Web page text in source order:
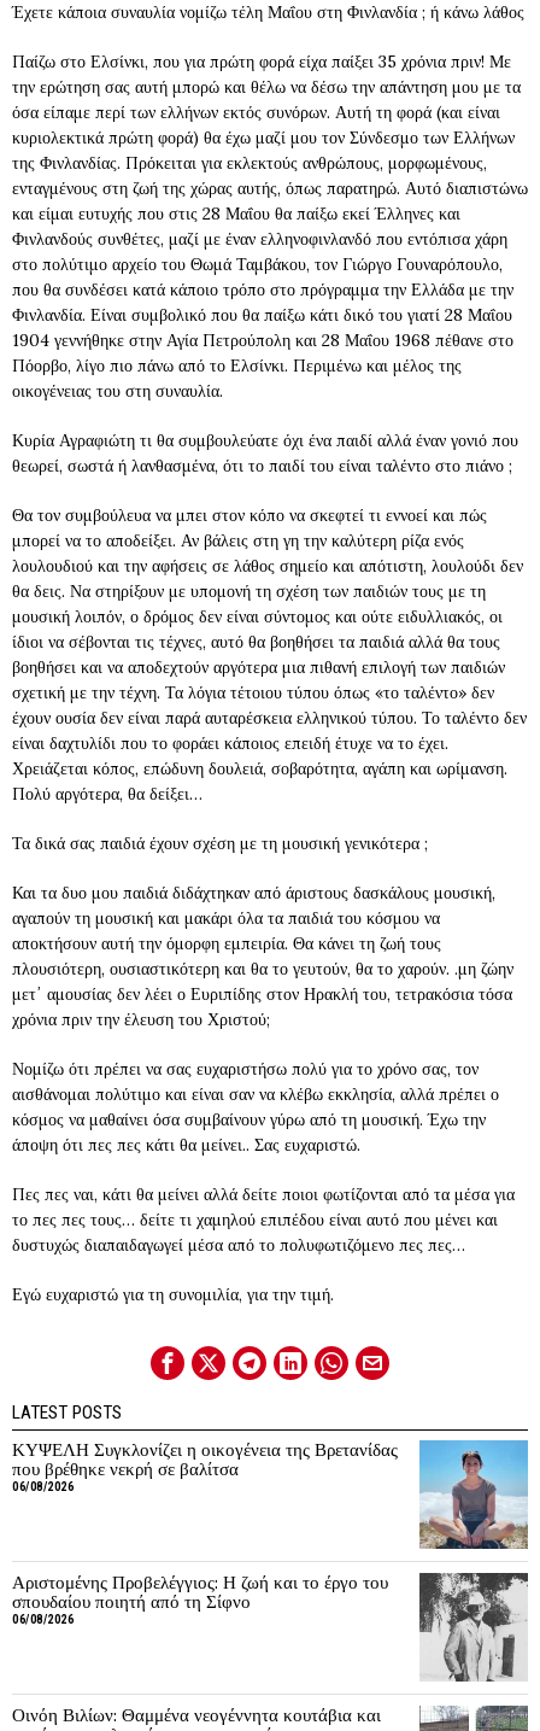
Έχετε κάποια συναυλία νομίζω τέλη Μαΐου στη Φινλανδία ; ή κάνω λάθος
Παίζω στο Ελσίνκι, που για πρώτη φορά είχα παίξει 35 χρόνια πριν! Με
την ερώτηση σας αυτή μπορώ και θέλω να δέσω την απάντηση μου με τα
όσα είπαμε περί των ελλήνων εκτός συνόρων. Αυτή τη φορά (και είναι
κυριολεκτικά πρώτη φορά) θα έχω μαζί μου τον Σύνδεσμο των Ελλήνων
της Φινλανδίας. Πρόκειται για εκλεκτούς ανθρώπους, μορφωμένους,
ενταγμένους στη ζωή της χώρας αυτής, όπως παρατηρώ. Αυτό διαπιστώνω
και είμαι ευτυχής που στις 28 Μαΐου θα παίξω εκεί Έλληνες και
Φινλανδούς συνθέτες, μαζί με έναν ελληνοφινλανδό που εντόπισα χάρη
στο πολύτιμο αρχείο του Θωμά Ταμβάκου, τον Γιώργο Γουναρόπουλο,
που θα συνδέσει κατά κάποιο τρόπο στο πρόγραμμα την Ελλάδα με την
Φινλανδία. Είναι συμβολικό που θα παίξω κάτι δικό του γιατί 28 Μαΐου
1904 γεννήθηκε στην Αγία Πετρούπολη και 28 Μαΐου 1968 πέθανε στο
Πόορβο, λίγο πιο πάνω από το Ελσίνκι. Περιμένω και μέλος της
οικογένειας του στη συναυλία.
Κυρία Αγραφιώτη τι θα συμβουλεύατε όχι ένα παιδί αλλά έναν γονιό που
θεωρεί, σωστά ή λανθασμένα, ότι το παιδί του είναι ταλέντο στο πιάνο ;
Θα τον συμβούλευα να μπει στον κόπο να σκεφτεί τι εννοεί και πώς
μπορεί να το αποδείξει. Αν βάλεις στη γη την καλύτερη ρίζα ενός
λουλουδιού και την αφήσεις σε λάθος σημείο και απότιστη, λουλούδι δεν
θα δεις. Να στηρίξουν με υπομονή τη σχέση των παιδιών τους με τη
μουσική λοιπόν, ο δρόμος δεν είναι σύντομος και ούτε ειδυλλιακός, οι
ίδιοι να σέβονται τις τέχνες, αυτό θα βοηθήσει τα παιδιά αλλά θα τους
βοηθήσει και να αποδεχτούν αργότερα μια πιθανή επιλογή των παιδιών
σχετική με την τέχνη. Τα λόγια τέτοιου τύπου όπως «το ταλέντο» δεν
έχουν ουσία δεν είναι παρά αυταρέσκεια ελληνικού τύπου. Το ταλέντο δεν
είναι δαχτυλίδι που το φοράει κάποιος επειδή έτυχε να το έχει.
Χρειάζεται κόπος, επώδυνη δουλειά, σοβαρότητα, αγάπη και ωρίμανση.
Πολύ αργότερα, θα δείξει…
Τα δικά σας παιδιά έχουν σχέση με τη μουσική γενικότερα ;
Και τα δυο μου παιδιά διδάχτηκαν από άριστους δασκάλους μουσική,
αγαπούν τη μουσική και μακάρι όλα τα παιδιά του κόσμου να
αποκτήσουν αυτή την όμορφη εμπειρία. Θα κάνει τη ζωή τους
πλουσιότερη, ουσιαστικότερη και θα το γευτούν, θα το χαρούν. .μη ζώην
μετ᾽ αμουσίας δεν λέει ο Ευριπίδης στον Ηρακλή του, τετρακόσια τόσα
χρόνια πριν την έλευση του Χριστού;
Νομίζω ότι πρέπει να σας ευχαριστήσω πολύ για το χρόνο σας, τον
αισθάνομαι πολύτιμο και είναι σαν να κλέβω εκκλησία, αλλά πρέπει ο
κόσμος να μαθαίνει όσα συμβαίνουν γύρω από τη μουσική. Έχω την
άποψη ότι πες πες κάτι θα μείνει.. Σας ευχαριστώ.
Πες πες ναι, κάτι θα μείνει αλλά δείτε ποιοι φωτίζονται από τα μέσα για
το πες πες τους… δείτε τι χαμηλού επιπέδου είναι αυτό που μένει και
δυστυχώς διαπαιδαγωγεί μέσα από το πολυφωτιζόμενο πες πες…
Εγώ ευχαριστώ για τη συνομιλία, για την τιμή.
LATEST POSTS
ΚΥΨΕΛΗ Συγκλονίζει η οικογένεια της Βρετανίδας
που βρέθηκε νεκρή σε βαλίτσα
06/08/2026
Αριστομένης Προβελέγγιος: Η ζωή και το έργο του
σπουδαίου ποιητή από τη Σίφνο
06/08/2026
Οινόη Βιλίων: Θαμμένα νεογέννητα κουτάβια και